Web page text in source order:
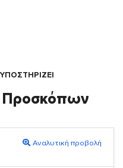
Αναλυτική προβολή